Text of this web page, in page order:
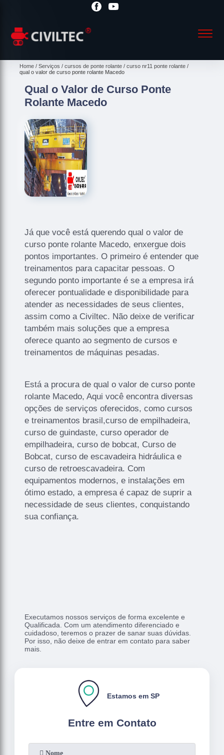
Home Serviços cursos de ponte rolante
curso nr11 ponte rolante
qual o valor de curso ponte rolante Macedo
Qual o Valor de Curso Ponte
Rolante Macedo
Já que você está querendo qual o valor de
curso ponte rolante Macedo, enxergue dois
pontos importantes. O primeiro é entender que
treinamentos para capacitar pessoas. O
segundo ponto importante é se a empresa irá
oferecer pontualidade e disponibilidade para
atender as necessidades de seus clientes,
assim como a Civiltec. Não deixe de verificar
também mais soluções que a empresa
oferece quanto ao segmento de cursos e
treinamentos de máquinas pesadas.
Está a procura de qual o valor de curso ponte
rolante Macedo, Aqui você encontra diversas
opções de serviços oferecidos, como cursos
e treinamentos brasil,curso de empilhadeira,
curso de guindaste, curso operador de
empilhadeira, curso de bobcat, Curso de
Bobcat, curso de escavadeira hidráulica e
curso de retroescavadeira. Com
equipamentos modernos, e instalações em
ótimo estado, a empresa é capaz de suprir a
necessidade de seus clientes, conquistando
sua confiança.
Executamos nossos serviços de forma excelente e
Qualificada. Com um atendimento diferenciado e
cuidadoso, teremos o prazer de sanar suas dúvidas.
Por isso, não deixe de entrar em contato para saber
mais.
Entre em Contato
Estamos em SP